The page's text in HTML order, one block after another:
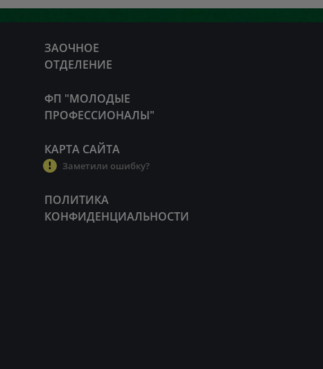
ЗАОЧНОЕ
ОТДЕЛЕНИЕ
ФП "МОЛОДЫЕ
ПРОФЕССИОНАЛЫ"
КАРТА САЙТА
Заметили ошибку?
ПОЛИТИКА
КОНФИДЕНЦИАЛЬНОСТИ